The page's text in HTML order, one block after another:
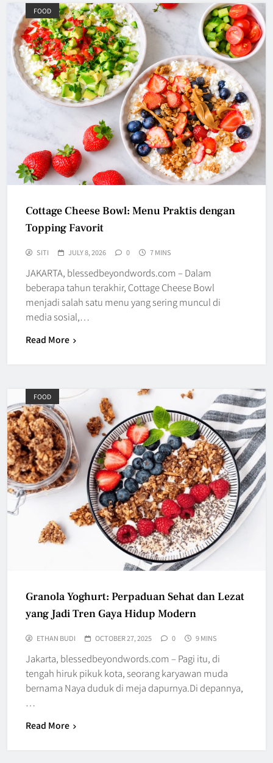
FOOD
Cottage Cheese Bowl: Menu Praktis dengan
Topping Favorit
SITI JULY 8, 2026 0 7 MINS
JAKARTA, blessedbeyondwords.com – Dalam
beberapa tahun terakhir, Cottage Cheese Bowl
menjadi salah satu menu yang sering muncul di
media sosial,…
Read More
FOOD
Granola Yoghurt: Perpaduan Sehat dan Lezat
yang Jadi Tren Gaya Hidup Modern
ETHAN BUDI OCTOBER 27, 2025 0 9 MINS
Jakarta, blessedbeyondwords.com – Pagi itu, di
tengah hiruk pikuk kota, seorang karyawan muda
bernama Naya duduk di meja dapurnya.Di depannya,
…
Read More